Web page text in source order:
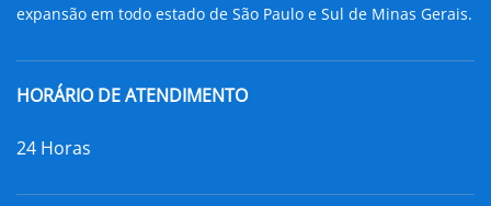
expansão em todo estado de São Paulo e Sul de Minas Gerais.
HORÁRIO DE ATENDIMENTO
24 Horas